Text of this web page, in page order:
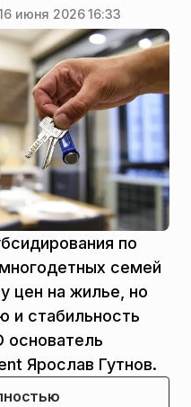
июня 2026 16:33
по
семей
цен на жилье, но
и стабильность
Ярослав Гутнов.